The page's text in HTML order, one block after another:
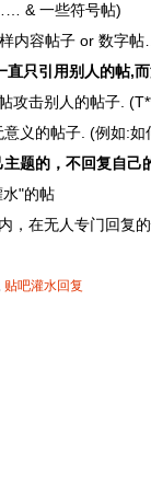
& 一些符号帖)
内容帖子 or 数字
只引用别人的帖,
攻击别人的帖子.
意义的帖子. (例如:
题的，不回复自己
"的帖
，在无人专门回复
贴吧灌水回复